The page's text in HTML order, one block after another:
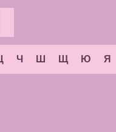
Ч Ш Щ Ю Я